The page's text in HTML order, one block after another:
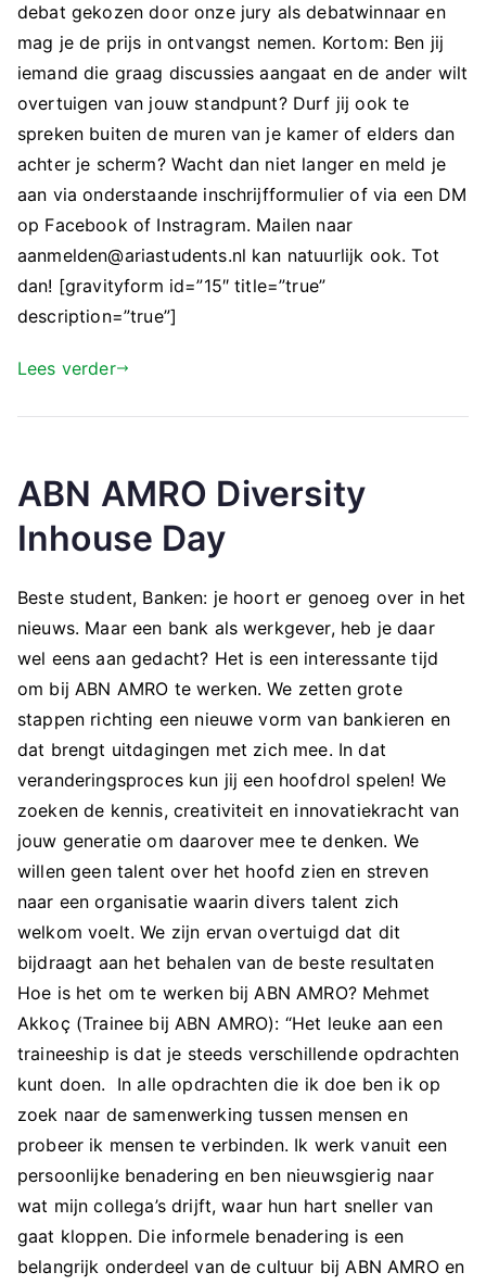
debat gekozen door onze jury als debatwinnaar en
mag je de prijs in ontvangst nemen. Kortom: Ben jij
iemand die graag discussies aangaat en de ander wilt
overtuigen van jouw standpunt? Durf jij ook te
spreken buiten de muren van je kamer of elders dan
achter je scherm? Wacht dan niet langer en meld je
aan via onderstaande inschrijfformulier of via een DM
op Facebook of Instragram. Mailen naar
aanmelden@ariastudents.nl kan natuurlijk ook. Tot
dan! [gravityform id=”15″ title=”true”
description=”true”]
Lees verder
ABN AMRO Diversity
Inhouse Day
Beste student, Banken: je hoort er genoeg over in het
nieuws. Maar een bank als werkgever, heb je daar
wel eens aan gedacht? Het is een interessante tijd
om bij ABN AMRO te werken. We zetten grote
stappen richting een nieuwe vorm van bankieren en
dat brengt uitdagingen met zich mee. In dat
veranderingsproces kun jij een hoofdrol spelen! We
zoeken de kennis, creativiteit en innovatiekracht van
jouw generatie om daarover mee te denken. We
willen geen talent over het hoofd zien en streven
naar een organisatie waarin divers talent zich
welkom voelt. We zijn ervan overtuigd dat dit
bijdraagt aan het behalen van de beste resultaten
Hoe is het om te werken bij ABN AMRO? Mehmet
Akkoç (Trainee bij ABN AMRO): “Het leuke aan een
traineeship is dat je steeds verschillende opdrachten
kunt doen. In alle opdrachten die ik doe ben ik op
zoek naar de samenwerking tussen mensen en
probeer ik mensen te verbinden. Ik werk vanuit een
persoonlijke benadering en ben nieuwsgierig naar
wat mijn collega’s drijft, waar hun hart sneller van
gaat kloppen. Die informele benadering is een
belangrijk onderdeel van de cultuur bij ABN AMRO en